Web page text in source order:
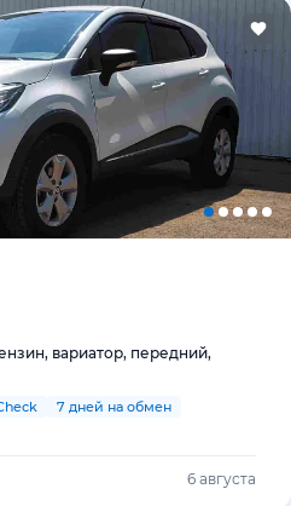
вариатор, передний,
7 дней на обмен
6 августа